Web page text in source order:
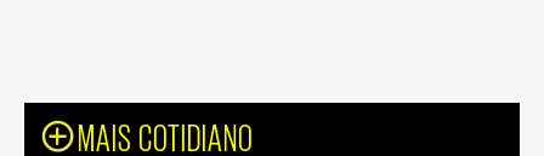
MAIS COTIDIANO